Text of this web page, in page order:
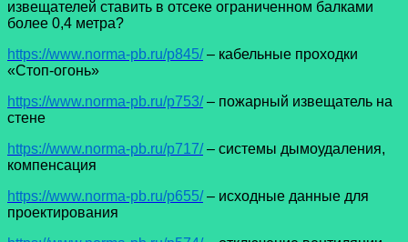
извещателей ставить в отсеке ограниченном балками
более 0,4 метра?
https://www.norma-pb.ru/p845/– кабельные проходки
«Стоп-огонь»
https://www.norma-pb.ru/p753/– пожарный извещатель на
стене
https://www.norma-pb.ru/p717/– системы дымоудаления,
компенсация
https://www.norma-pb.ru/p655/– исходные данные для
проектирования